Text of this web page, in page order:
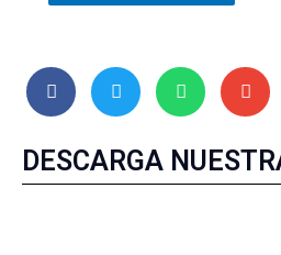
DESCARGA